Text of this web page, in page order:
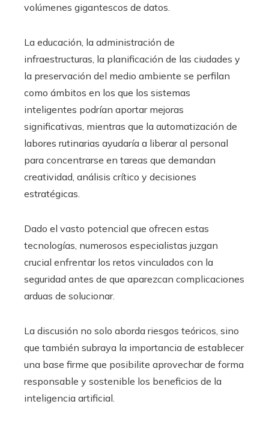
volúmenes gigantescos de datos.
La educación, la administración de
infraestructuras, la planificación de las ciudades y
la preservación del medio ambiente se perfilan
como ámbitos en los que los sistemas
inteligentes podrían aportar mejoras
significativas, mientras que la automatización de
labores rutinarias ayudaría a liberar al personal
para concentrarse en tareas que demandan
creatividad, análisis crítico y decisiones
estratégicas.
Dado el vasto potencial que ofrecen estas
tecnologías, numerosos especialistas juzgan
crucial enfrentar los retos vinculados con la
seguridad antes de que aparezcan complicaciones
arduas de solucionar.
La discusión no solo aborda riesgos teóricos, sino
que también subraya la importancia de establecer
una base firme que posibilite aprovechar de forma
responsable y sostenible los beneficios de la
inteligencia artificial.